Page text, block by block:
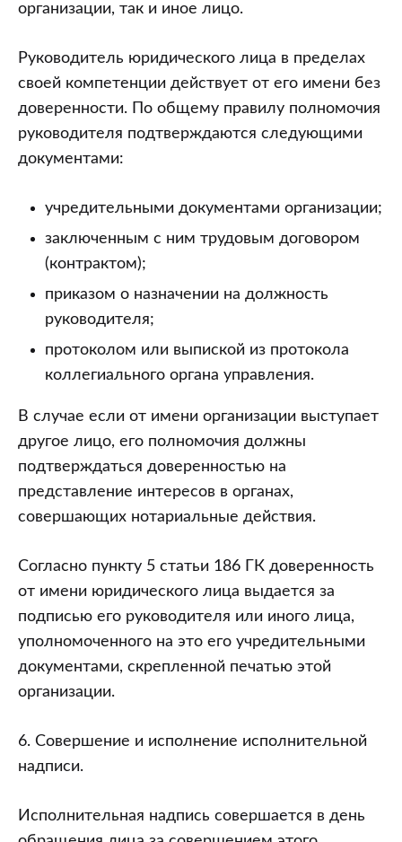
организации, так и иное лицо.
Руководитель юридического лица в пределах
своей компетенции действует от его имени без
доверенности. По общему правилу полномочия
руководителя подтверждаются следующими
документами:
учредительными документами организации;
заключенным с ним трудовым договором
(контрактом);
приказом о назначении на должность
руководителя;
протоколом или выпиской из протокола
коллегиального органа управления.
В случае если от имени организации выступает
другое лицо, его полномочия должны
подтверждаться доверенностью на
представление интересов в органах,
совершающих нотариальные действия.
Согласно пункту 5 статьи 186 ГК доверенность
от имени юридического лица выдается за
подписью его руководителя или иного лица,
уполномоченного на это его учредительными
документами, скрепленной печатью этой
организации.
6. Совершение и исполнение исполнительной
надписи.
Исполнительная надпись совершается в день